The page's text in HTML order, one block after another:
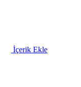
İçerik Ekle